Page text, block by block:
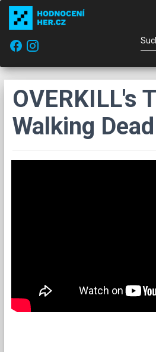
facebook
OVERKILL's
Walking Dead